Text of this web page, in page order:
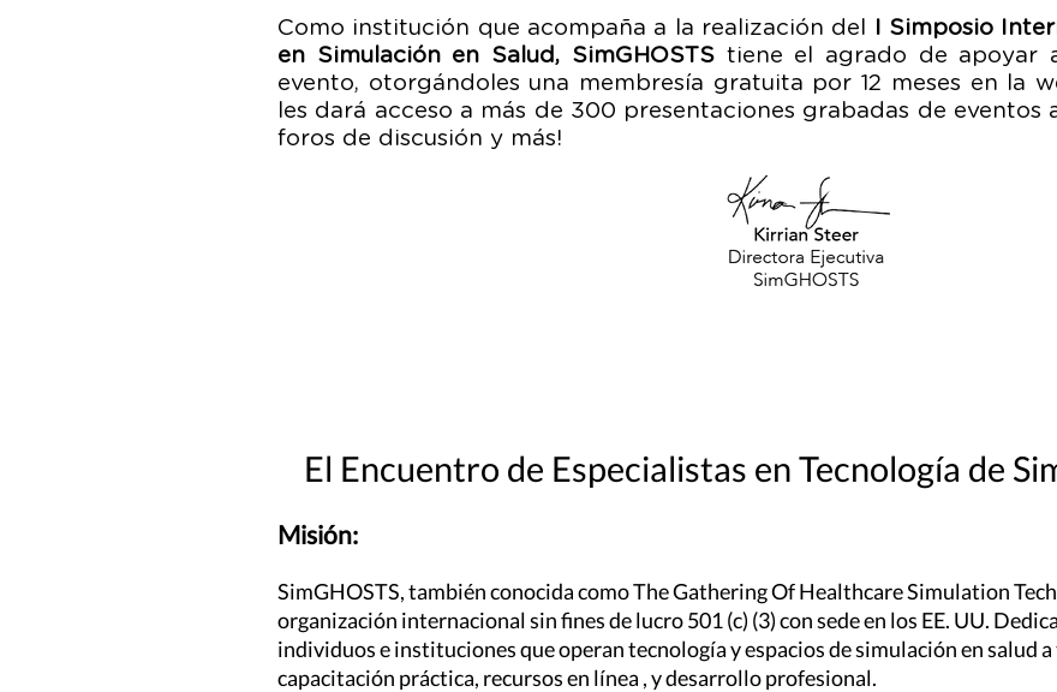
Como institución que acompaña a la realización del I Simposio
en Simulación en Salud, SimGHOSTStiene el agrado de apoyar
evento, otorgándoles una membresía gratuita por 12 meses en la
les dará acceso a más de 300 presentaciones grabadas de eventos
foros de discusión y más!
El Encuentro de Especialistas en Tecnología de
Misión:
SimGHOSTS, también conocida como The Gathering Of Healthcare Simulation
organización internacional sin fines de lucro 501 (c) (3) con sede en los EE. UU.
individuos e instituciones que operan tecnología y espacios de simulación en salud
capacitación práctica, recursos en línea , y desarrollo profesional.